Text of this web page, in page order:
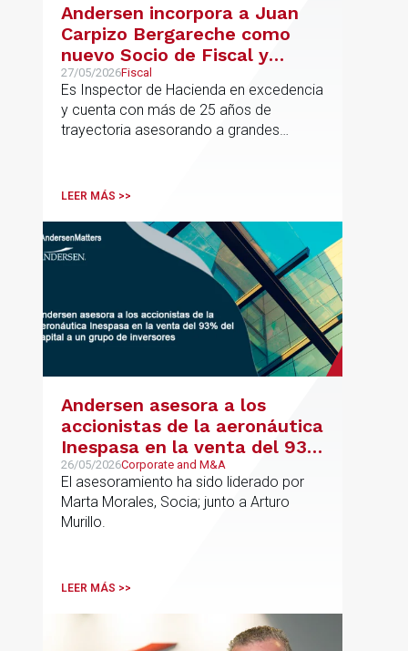
Andersen incorpora a Juan
Carpizo Bergareche como
nuevo Socio de Fiscal y
responsable de la práctica
ibérica de Fiscalidad Local
27/05/2026Fiscal
Es Inspector de Hacienda en excedencia
y cuenta con más de 25 años de
trayectoria asesorando a grandes
principalmente en los sectores
medioambiental
LEER MÁS >>
Andersen asesora a los
accionistas de la aeronáutica
Inespasa en la venta del 93%
del capital a un grupo de
inversores
26/05/2026Corporate and M&A
El asesoramiento ha sido liderado por
Marta Morales, Socia; junto a Arturo
Murillo.
LEER MÁS >>